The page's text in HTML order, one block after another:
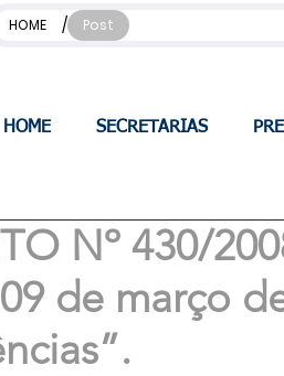
HOME / Post
HOME SECRETARIAS
Nº 430/
de março